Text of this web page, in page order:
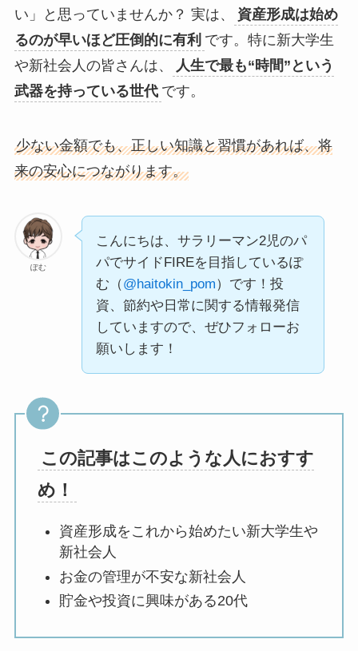
い」と思っていませんか？ 実は、
資産形成は始め
るのが早いほど圧倒的に有利 です。特に新大学生
や新社会人の皆さんは、
人生で最も“時間”という
武器を持っている世代 です。
少ない金額でも、正しい知識と習慣があれば、将
来の安心につながります。
ぽむ
こんにちは、サラリーマン2児のパ
パでサイドFIREを目指しているぽ
む（@haitokin_pom）です！投
資、節約や日常に関する情報発信
していますので、ぜひフォローお
願いします！
この記事はこのような人におすす
め！
資産形成をこれから始めたい新大学生や
新社会人
お金の管理が不安な新社会人
貯金や投資に興味がある20代